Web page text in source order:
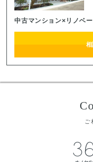
中古マンション×リノベ
ご